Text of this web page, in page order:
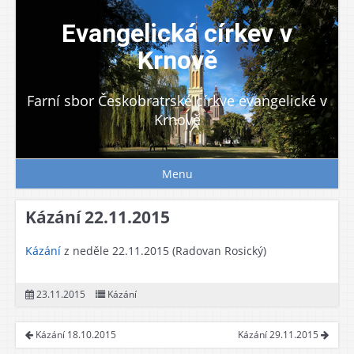
Evangelická církev v
Krnově
Farní sbor Českobratrské církve evangelické v
Krnově
Menu
Kázání 22.11.2015
Kázání z neděle 22.11.2015 (Radovan Rosický)
23.11.2015 Kázání
Kázání 18.10.2015 Kázání 29.11.2015